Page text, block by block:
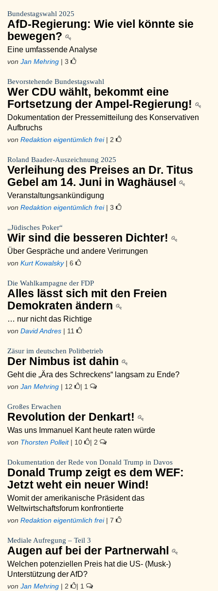
Bundestagswahl 2025
AfD-Regierung: Wie viel könnte sie
bewegen?
Eine umfassende Analyse
von Jan Mehring | 3
Bevorstehende Bundestagswahl
Wer CDU wählt, bekommt eine
Fortsetzung der Ampel-Regierung!
Dokumentation der Pressemitteilung des Konservativen
Aufbruchs
von Redaktion eigentümlich frei| 2
Roland Baader-Auszeichnung 2025
Verleihung des Preises an Dr. Titus
Gebel am 14. Juni in Waghäusel
Veranstaltungsankündigung
von Redaktion eigentümlich frei| 3
„Jüdisches Poker“
Wir sind die besseren Dichter!
Über Gespräche und andere Verirrungen
von Kurt Kowalsky| 6
Die Wahlkampagne der FDP
Alles lässt sich mit den Freien
Demokraten ändern
… nur nicht das Richtige
von David Andres | 11
Zäsur im deutschen Politbetrieb
Der Nimbus ist dahin
Geht die „Ära des Schreckens“ langsam zu Ende?
von Jan Mehring | 12 | 1
Großes Erwachen
Revolution der Denkart!
Was uns Immanuel Kant heute raten würde
von Thorsten Polleit| 10 | 2
Dokumentation der Rede von Donald Trump in Davos
Donald Trump zeigt es dem WEF:
Jetzt weht ein neuer Wind!
Womit der amerikanische Präsident das
Weltwirtschaftsforum konfrontierte
von Redaktion eigentümlich frei| 7
Mediale Aufregung – Teil 3
Augen auf bei der Partnerwahl
Welchen potenziellen Preis hat die US- (Musk-)
Unterstützung der AfD?
von Jan Mehring | 2 | 1